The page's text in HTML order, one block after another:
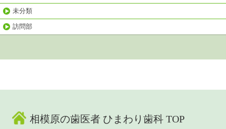
未分類
訪問部
相模原の歯医者 ひまわり歯科 TOP